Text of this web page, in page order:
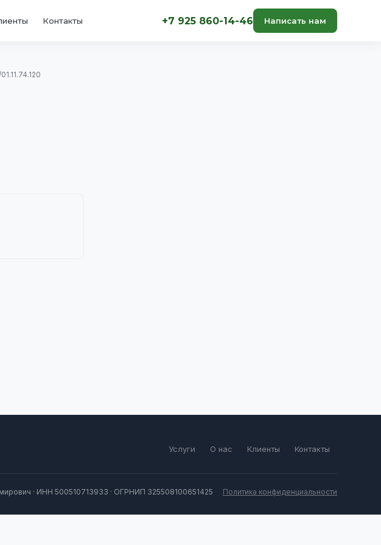
Контакты +7 925 860-14-46 Написать нам
01.11.74.120
Услуги О нас Клиенты Контакты
· ИНН 500510713933 · ОГРНИП 325508100651425 Политика конфиденциальности